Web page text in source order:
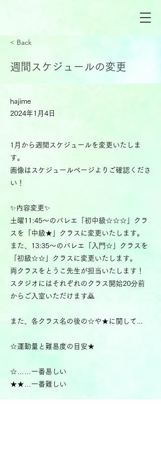
< Back
週間スケジュールの変更
hajime
2024年1月4日
1月から週間スケジュールを変更いたしま
す。
画像はスケジュールページよりご確認くださ
い！
✨内容変更✨
土曜11:45～のバレエ「初中級☆☆☆」クラ
スを「中級★」クラスに変更いたします。
また、13:35～のバレエ「入門☆」クラスを
「初級☆☆」クラスに変更いたします。
両クラスをとうこ先生が担当いたします！
スタジオにはそれぞれのクラス開始20分前
からご入室いただけます🙇
また、各クラス名の後の☆や★に関して...
☆運動量と難易度の目安★
☆……一番易しい
★★…一番難しい